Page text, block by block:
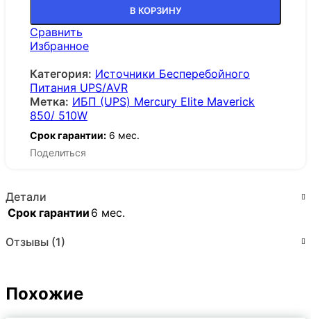
В КОРЗИНУ
Сравнить
Избранное
Категория: Источники Бесперебойного
Питания UPS/AVR
Метка: ИБП (UPS) Mercury Elite Maverick
850/ 510W
Срок гарантии: 6 мес.
Поделиться
Детали
Срок гарантии 6 мес.
Отзывы (1)
Похожие